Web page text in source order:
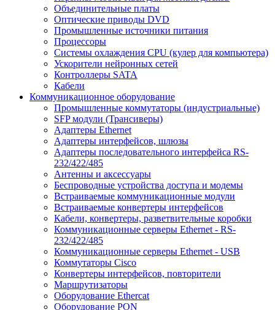
Объединительные платы
Оптические приводы DVD
Промышленные источники питания
Процессоры
Системы охлаждения CPU (кулер для компьютера)
Ускорители нейронных сетей
Контроллеры SATA
Кабели
Коммуникационное оборудование
Промышленные коммутаторы (индустриальные)
SFP модули (Трансиверы)
Адаптеры Ethernet
Адаптеры интерфейсов, шлюзы
Адаптеры последовательного интерфейса RS-
232/422/485
Антенны и аксессуары
Беспроводные устройства доступа и модемы
Встраиваемые коммуникационные модули
Встраиваемые конвертеры интерфейсов
Кабели, конвертеры, разветвительные коробки
Коммуникационные серверы Ethernet - RS-
232/422/485
Коммуникационные серверы Ethernet - USB
Коммутаторы Cisco
Конвертеры интерфейсов, повторители
Маршрутизаторы
Оборудование Ethercat
Оборудование PON